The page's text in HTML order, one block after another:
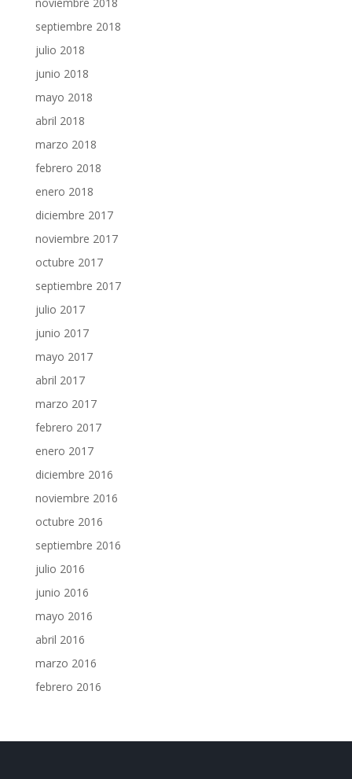
noviembre 2018
septiembre 2018
julio 2018
junio 2018
mayo 2018
abril 2018
marzo 2018
febrero 2018
enero 2018
diciembre 2017
noviembre 2017
octubre 2017
septiembre 2017
julio 2017
junio 2017
mayo 2017
abril 2017
marzo 2017
febrero 2017
enero 2017
diciembre 2016
noviembre 2016
octubre 2016
septiembre 2016
julio 2016
junio 2016
mayo 2016
abril 2016
marzo 2016
febrero 2016